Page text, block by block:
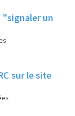
un
sur le site